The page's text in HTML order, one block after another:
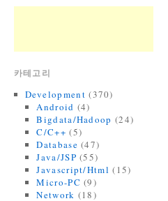
카테고리
Development (370)
Android (4)
Bigdata/Hadoop (24)
C/C++ (5)
Database (47)
Java/JSP (55)
Javascript/Html (15)
Micro-PC (9)
Network (18)